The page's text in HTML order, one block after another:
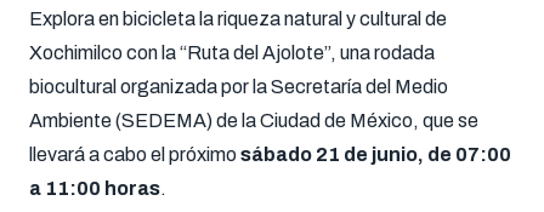
Explora en bicicleta la riqueza natural y cultural de
Xochimilco con la “Ruta del Ajolote”, una rodada
biocultural organizada por la Secretaría del Medio
Ambiente (SEDEMA) de la Ciudad de México, que se
llevará a cabo el próximosábado 21 de junio, de 07:00
a 11:00 horas.